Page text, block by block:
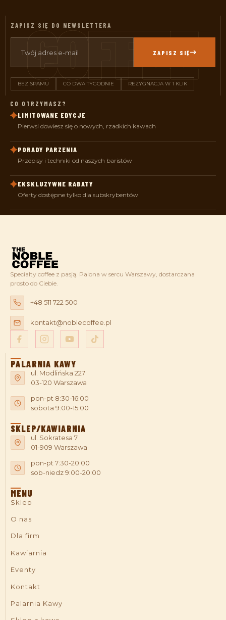
ZAPISZ SIĘ DO NEWSLETTERA
ZAPISZ SIĘ
BEZ SPAMU CO DWA TYGODNIE REZYGNACJA W 1 KLIK
CO OTRZYMASZ?
LIMITOWANE EDYCJE
Pierwsi dowiesz się o nowych, rzadkich kawach
PORADY PARZENIA
Przepisy i techniki od naszych baristów
EKSKLUZYWNE RABATY
Oferty dostępne tylko dla subskrybentów
Specialty coffee z pasją. Palona w sercu Warszawy, dostarczana
prosto do Ciebie.
+48 511 722 500
kontakt@noblecoffee.pl
PALARNIA KAWY
ul. Modlińska 227
03-120 Warszawa
pon-pt 8:30-16:00
sobota 9:00-15:00
SKLEP/KAWIARNIA
ul. Sokratesa 7
01-909 Warszawa
pon-pt 7:30-20:00
sob-niedz 9:00-20:00
MENU
Sklep
O nas
Dla firm
Kawiarnia
Eventy
Kontakt
Palarnia Kawy